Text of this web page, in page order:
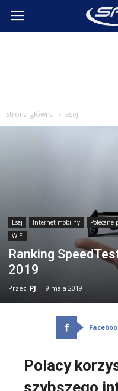
SpeedTest.pl
Strona główna Esej
Esej Internet mobilny Polecane
WiFi
Ranking
2019
Przez PJ - 9 maja 2019
Polacy